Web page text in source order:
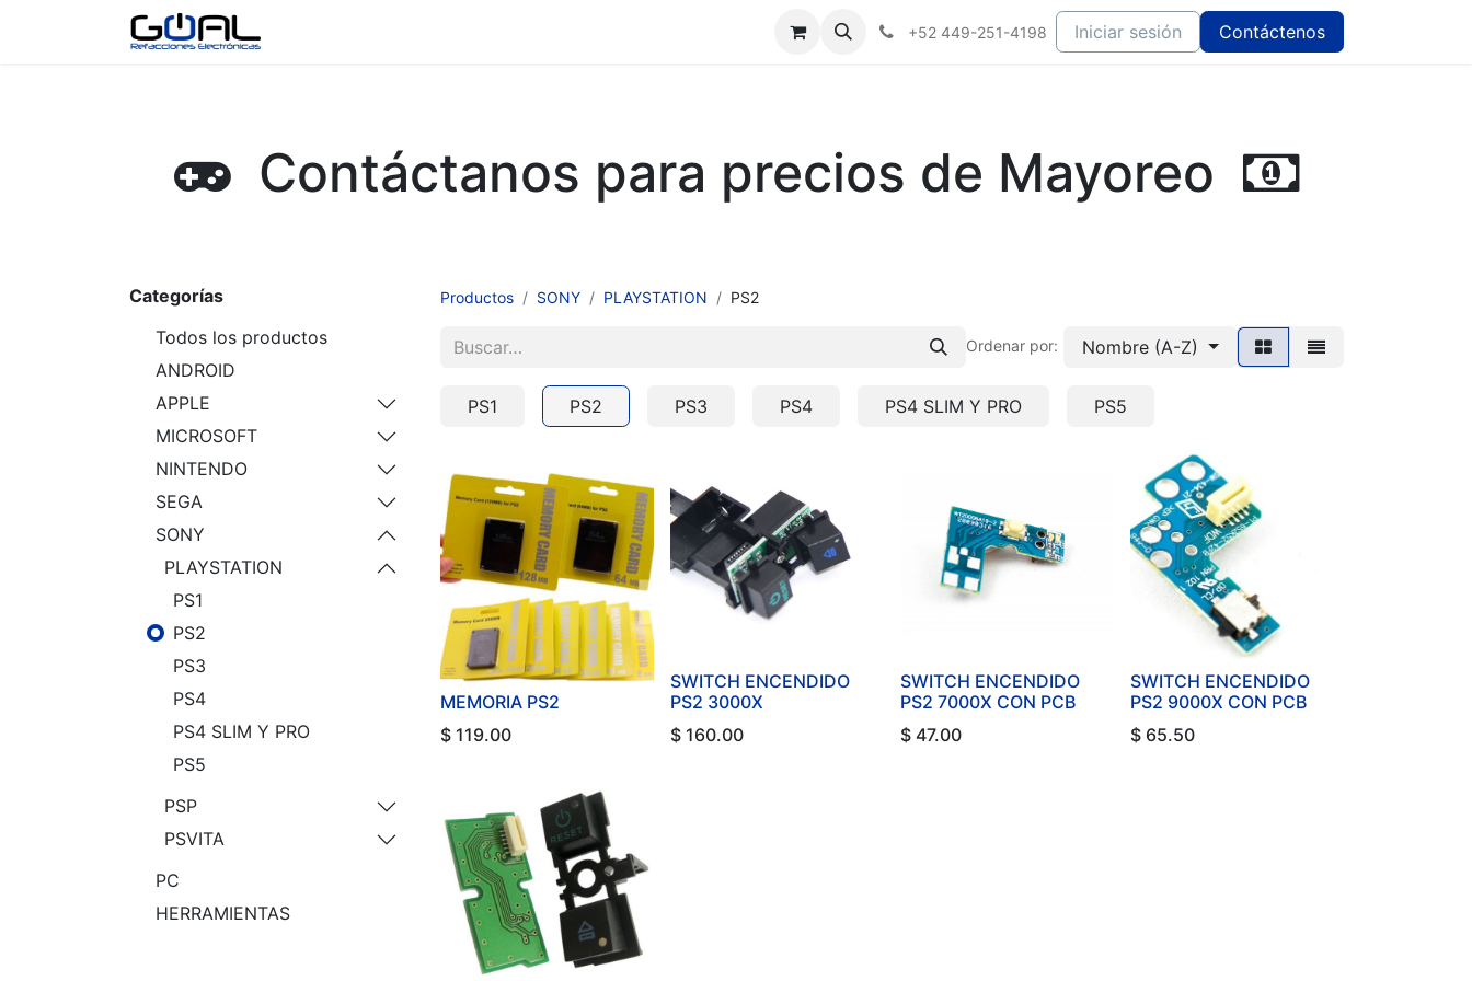
+52 449-251-4198 Iniciar sesión Contáctenos
Contáctanos para precios de Mayoreo
Categorías
Todos los productos
ANDROID
APPLE
MICROSOFT
NINTENDO
SEGA
SONY
PLAYSTATION
PS1
PS2
PS3
PS4
PS4 SLIM Y PRO
PS5
PSP
PSVITA
PC
HERRAMIENTAS
Productos SONY PLAYSTATION PS2
Ordenar por: Nombre (A-Z)
PS1 PS2 PS3 PS4 PS4 SLIM Y PRO PS5
MEMORIA PS2
$ 119.00
SWITCH ENCENDIDO
PS2 3000X
$ 160.00
SWITCH ENCENDIDO
PS2 7000X CON PCB
$ 47.00
SWITCH ENCENDIDO
PS2 9000X CON PCB
$ 65.50